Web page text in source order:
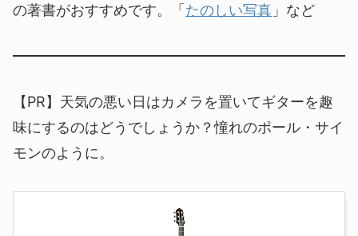
の著書がおすすめです。「 たのしい写真 」など
【PR】天気の悪い日はカメラを置いてギターを趣
味にするのはどうでしょうか？憧れのポール・サイ
モンのように。